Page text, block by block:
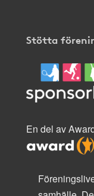
Stötta
En del av